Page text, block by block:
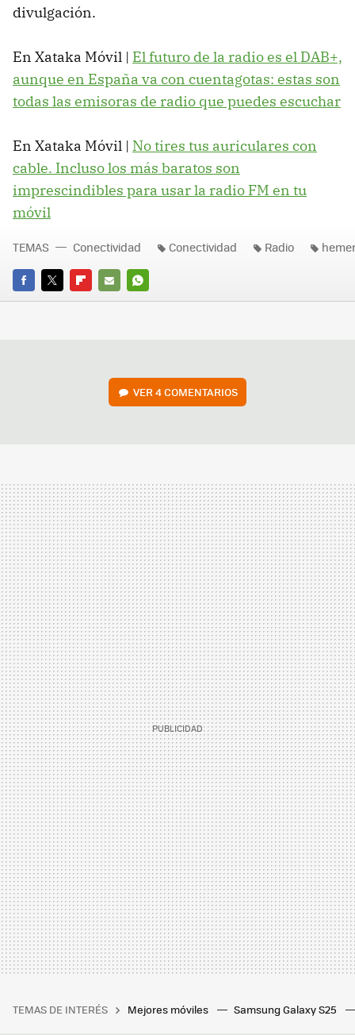
divulgación.
En Xataka Móvil | El futuro de la radio es el DAB+,
aunque en España va con cuentagotas: estas son
todas las emisoras de radio que puedes escuchar
En Xataka Móvil | No tires tus auriculares con
cable. Incluso los más baratos son
imprescindibles para usar la radio FM en tu
móvil
FACEBOOK
TWITTERFLIPBOARD
E-
WHATSAPP
TEMAS Conectividad Conectividad Radio
VER4 COMENTARIOS
TEMAS DE INTERÉS Mejores móviles Samsung Galaxy S25